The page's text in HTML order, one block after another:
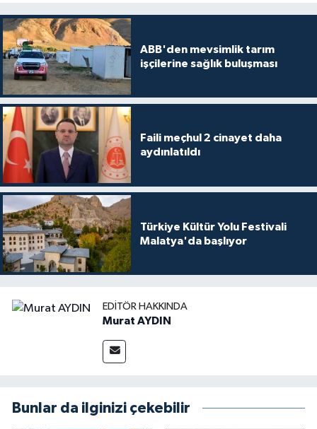
ABB'den mevsimlik tarım
işçilerine sağlık buluşması
Faili meçhul 2 cinayet daha
aydınlatıldı
Türkiye Kültür Yolu Festivali
Malatya'da başlıyor
EDITÖR HAKKINDA
Murat AYDIN
Bunlar da ilginizi çekebilir